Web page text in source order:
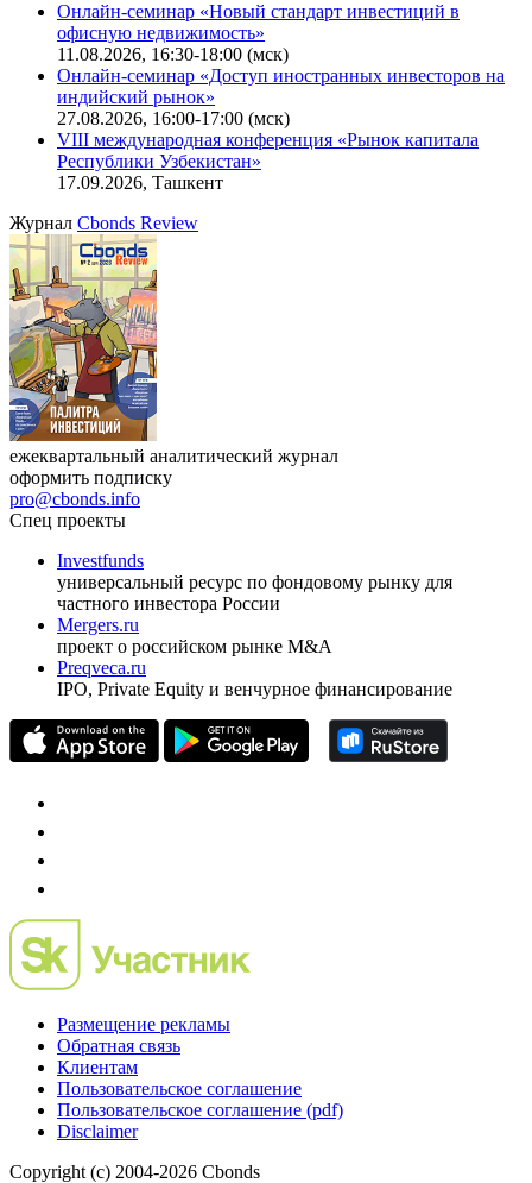
Онлайн-семинар «Новый стандарт инвестиций в
офисную недвижимость»
11.08.2026, 16:30-18:00 (мск)
Онлайн-семинар «Доступ иностранных инвесторов на
индийский рынок»
27.08.2026, 16:00-17:00 (мск)
VIII международная конференция «Рынок капитала
Республики Узбекистан»
17.09.2026, Ташкент
Журнал Cbonds Review
ежеквартальный аналитический журнал
оформить подписку
pro@cbonds.info
Спец проекты
Investfunds
универсальный ресурс по фондовому рынку для
частного инвестора России
Mergers.ru
проект о российском рынке M&A
Preqveca.ru
IPO, Private Equity и венчурное финансирование
Размещение рекламы
Обратная связь
Клиентам
Пользовательское соглашение
Пользовательское соглашение (pdf)
Disclaimer
Copyright (c) 2004-2026 Cbonds